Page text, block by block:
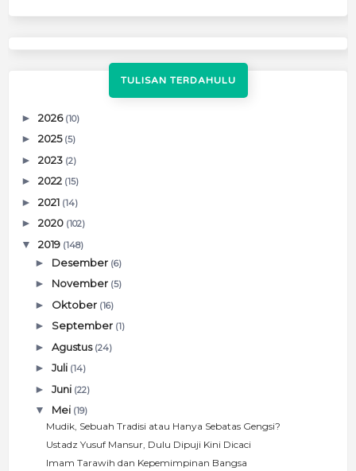
TULISAN TERDAHULU
► 2026 (10)
► 2025 (5)
► 2023 (2)
► 2022 (15)
► 2021 (14)
► 2020 (102)
▼ 2019 (148)
► Desember (6)
► November (5)
► Oktober (16)
► September (1)
► Agustus (24)
► Juli (14)
► Juni (22)
▼ Mei (19)
Mudik, Sebuah Tradisi atau Hanya Sebatas Gengsi?
Ustadz Yusuf Mansur, Dulu Dipuji Kini Dicaci
Imam Tarawih dan Kepemimpinan Bangsa